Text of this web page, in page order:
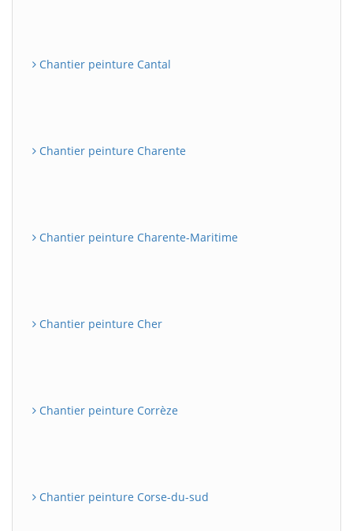
Chantier peinture Cantal
Chantier peinture Charente
Chantier peinture Charente-Maritime
Chantier peinture Cher
Chantier peinture Corrèze
Chantier peinture Corse-du-sud